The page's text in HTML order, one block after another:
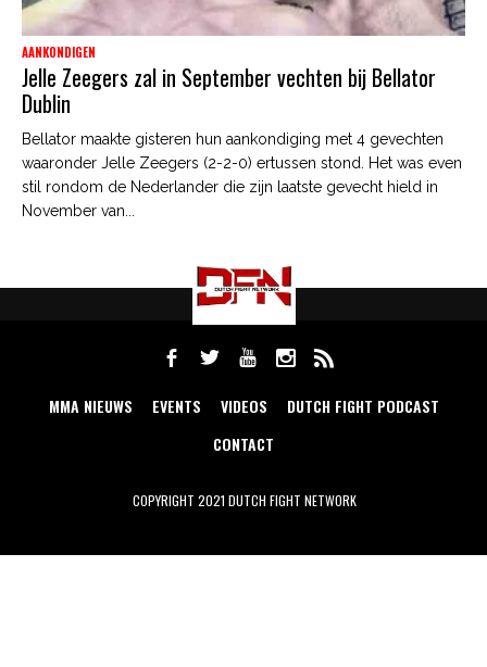
AANKONDIGEN
Jelle Zeegers zal in September vechten bij Bellator
Dublin
Bellator maakte gisteren hun aankondiging met 4 gevechten
waaronder Jelle Zeegers (2-2-0) ertussen stond. Het was even
stil rondom de Nederlander die zijn laatste gevecht hield in
November van...
MMA NIEUWS EVENTS VIDEOS
DUTCH FIGHT PODCAST
CONTACT
COPYRIGHT 2021 DUTCH FIGHT NETWORK